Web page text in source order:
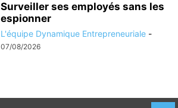
Surveiller ses employés sans les
espionner
L'équipe Dynamique Entrepreneuriale -
07/08/2026